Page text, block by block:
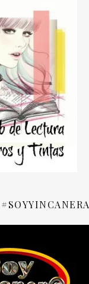
#SOYYINCANERA